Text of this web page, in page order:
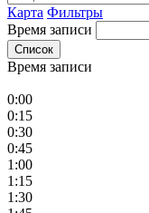
Карта Фильтры
Время записи
Список
Время записи
0:00
0:15
0:30
0:45
1:00
1:15
1:30